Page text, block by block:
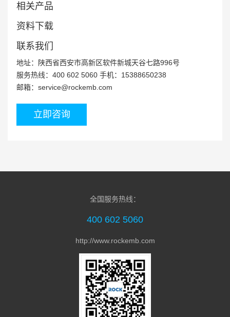
相关产品
资料下载
联系我们
地址：陕西省西安市高新区软件新城天谷七路996号
服务热线：400 602 5060 手机：15388650238
邮箱：service@rockemb.com
立即咨询
全国服务热线：
400 602 5060
http://www.rockemb.com